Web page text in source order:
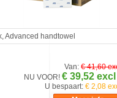
Advanced handtowel
Van: € 41,60
NU VOOR! € 39,52
U bespaart: € 2,08